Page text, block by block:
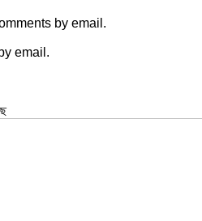
by email.
email.